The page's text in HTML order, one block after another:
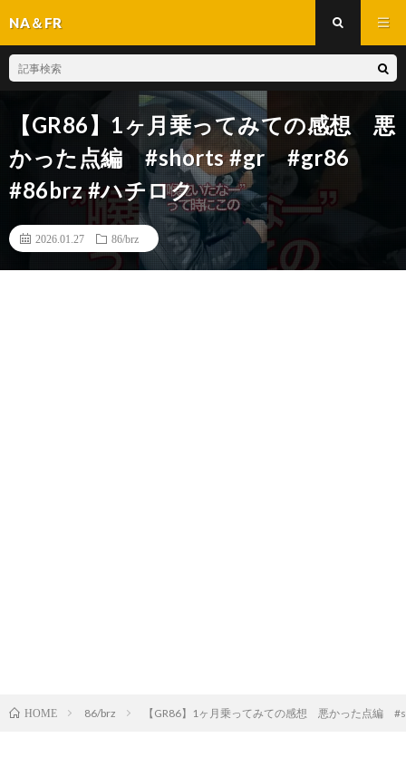
NA＆FR
【GR86】1ヶ月乗ってみての感想 悪
かった点編 #shorts #gr #gr86
#86brz #ハチロク
2026.01.27 86/brz
HOME 86/brz 【GR86】1ヶ月乗ってみての感想 悪かった点編